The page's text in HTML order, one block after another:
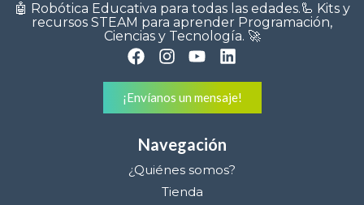
🤖 Robótica Educativa para todas las edades.🦾 Kits y
recursos STEAM para aprender Programación,
Ciencias y Tecnología. 🚀
¡Envíanos un mensaje!
Navegación
¿Quiénes somos?
Tienda